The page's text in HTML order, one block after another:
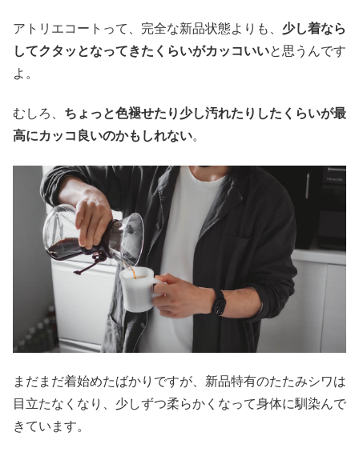
アトリエコートって、完全な新品状態よりも、 少し着なら
してクタッとなってきたくらいがカッコいいと思うんです
よ。
むしろ、 ちょっと色褪せたり少し汚れたりしたくらいが最
高にカッコ良いのかもしれない。
まだまだ着始めたばかりですが、新品特有のたたみシワは
目立たなくなり、少しずつ柔らかくなって身体に馴染んで
きています。